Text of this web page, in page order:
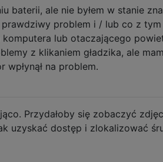
baterii, ale nie byłem w stanie
problem i / lub co z
lub otaczającego
z klikaniem gładzika, ale
na problem.
Przydałoby się zobaczyć
uzyskać dostęp i zlokalizować